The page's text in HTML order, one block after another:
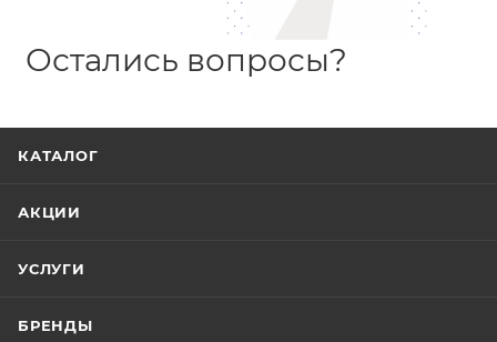
Остались вопросы?
КАТАЛОГ
АКЦИИ
УСЛУГИ
БРЕНДЫ